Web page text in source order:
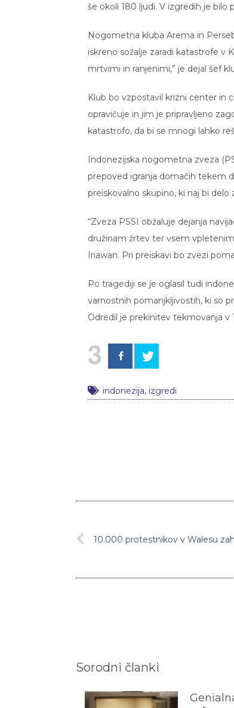
še okoli 180 ljudi. V izgredih je bilo
Nogometna kluba Arema in
iskreno sožalje zaradi katastrofe v
mrtvimi in ranjenimi,” je dejal šef
Klub bo vzpostavil krizni center in
opravičuje in jim je pripravljeno
katastrofo, da bi se mnogi lahko
Indonezijska nogometna zveza
prepoved igranja domačih tekem
preiskovalno skupino, ki naj bi delo
“Zveza PSSI obžaluje dejanja
družinam žrtev ter vsem
Iriawan. Pri preiskavi bo zvezi
Po tragediji se je oglasil tudi
varnostnih pomanjkljivostih, ki so
Odredil je prekinitev tekmovanja v
3
indonezija, izgredi
Sorodni članki